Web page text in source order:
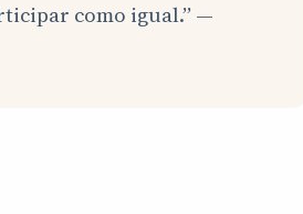
como igual.” —